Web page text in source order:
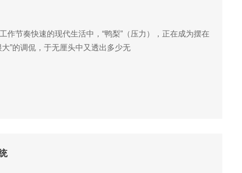
作节奏快速的现代生活中，“鸭梨”（压力），正在成为摆在
”的调侃，于无厘头中又透出多少无